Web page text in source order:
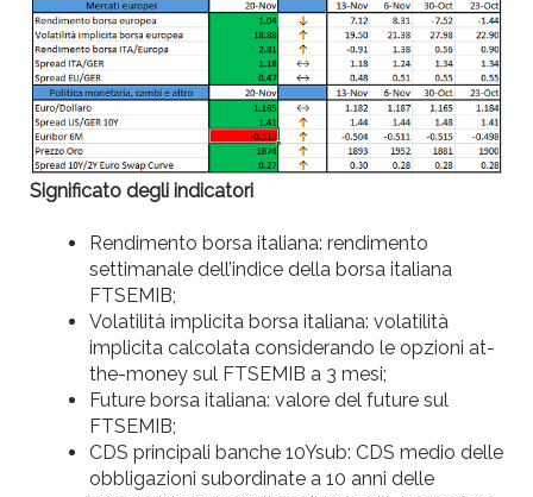
Significato degli indicatori
Rendimento borsa italiana: rendimento
settimanale dell’indice della borsa italiana
FTSEMIB;
Volatilità implicita borsa italiana: volatilità
implicita calcolata considerando le opzioni at-
the-money sul FTSEMIB a 3 mesi;
Future borsa italiana: valore del future sul
FTSEMIB;
CDS principali banche 10Ysub: CDS medio delle
obbligazioni subordinate a 10 anni delle